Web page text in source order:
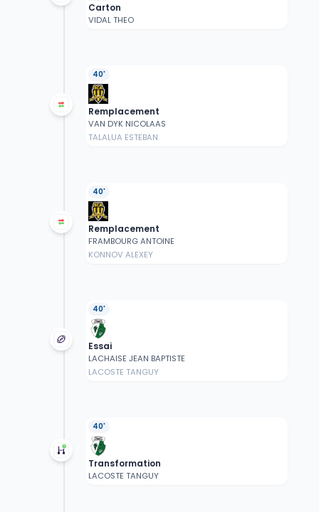
Carton
VIDAL THEO
40'
Remplacement
VAN DYK NICOLAAS
TALALUA ESTEBAN
40'
Remplacement
FRAMBOURG ANTOINE
KONNOV ALEXEY
40'
Essai
LACHAISE JEAN BAPTISTE
LACOSTE TANGUY
40'
Transformation
LACOSTE TANGUY